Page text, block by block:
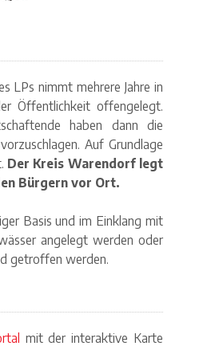
LPs nimmt mehrere Jahre in
Öffentlichkeit offengelegt.
haben dann die
Auf Grundlage
Der Kreis Warendorf legt
Bürgern vor Ort.
Basis und im Einklang mit
angelegt werden oder
getroffen werden.
mit der interaktive Karte